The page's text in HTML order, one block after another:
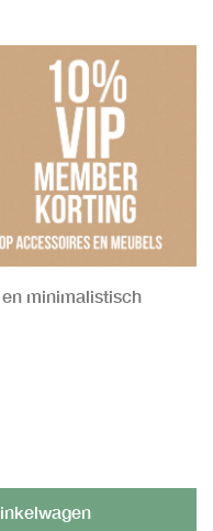
minimalistisch